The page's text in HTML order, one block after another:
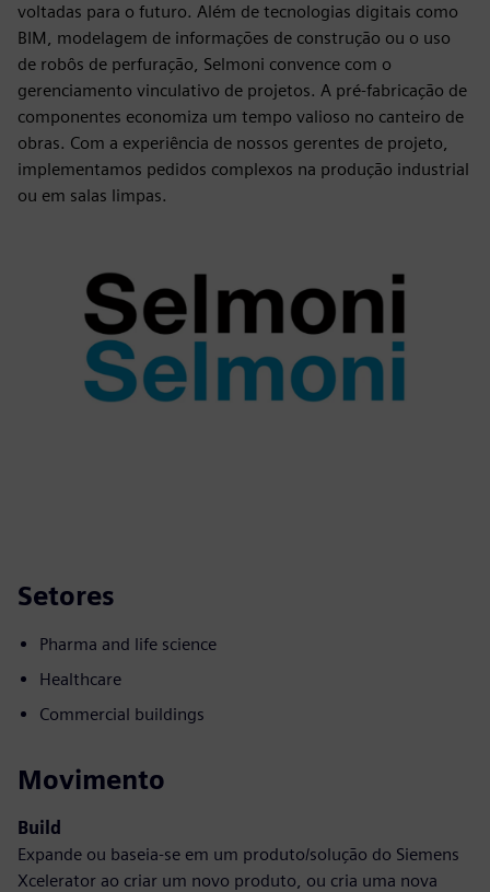
voltadas para o futuro. Além de tecnologias digitais como
BIM, modelagem de informações de construção ou o uso
de robôs de perfuração, Selmoni convence com o
gerenciamento vinculativo de projetos. A pré-fabricação de
componentes economiza um tempo valioso no canteiro de
obras. Com a experiência de nossos gerentes de projeto,
implementamos pedidos complexos na produção industrial
ou em salas limpas.
Setores
Pharma and life science
Healthcare
Commercial buildings
Movimento
Build
Expande ou baseia-se em um produto/solução do Siemens
Xcelerator ao criar um novo produto, ou cria uma nova